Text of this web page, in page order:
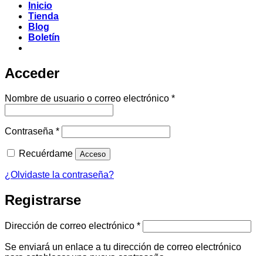
Inicio
Tienda
Blog
Boletín
Acceder
Nombre de usuario o correo electrónico *Obligatorio
Contraseña *Obligatorio
Recuérdame Acceso
¿Olvidaste la contraseña?
Registrarse
Dirección de correo electrónico *Obligatorio
Se enviará un enlace a tu dirección de correo electrónico